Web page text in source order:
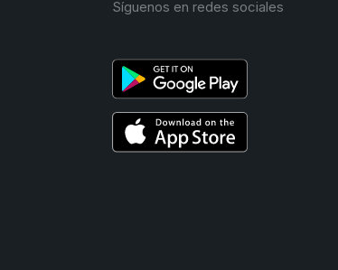
Síguenos en redes sociales